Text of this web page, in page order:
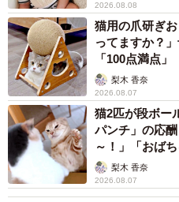
しかし、「誹謗中傷」は…？ ※ネコ
その驚愕のラストにはたくさ
「うまい！座布団100枚上げ
「うーむ、これは的をえている
「その後、乱闘発生まっしぐ
2026.08.08
猫用の爪研ぎ
ってますか？
「100点満点」
梨木 香奈
2026.08.07
猫2匹が段ボー
パンチ」の応
～！」「おば
梨木 香奈
2026.08.07